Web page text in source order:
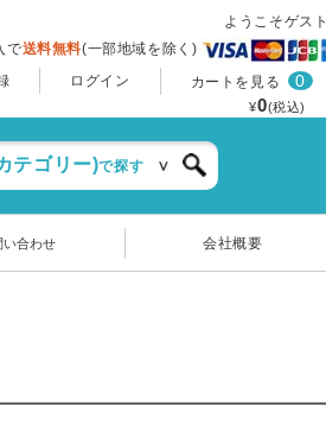
ようこそゲス
で送料無料(一部地域を除く)
ログイン カートを見る 0
¥0(税込)
テゴリー)で探す
い合わせ 会社概要